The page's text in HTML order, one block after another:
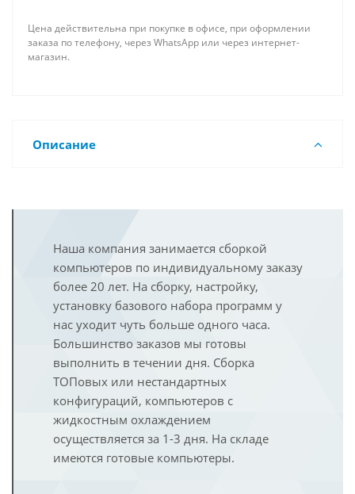
Цена действительна при покупке в офисе, при оформлении
заказа по телефону, через WhatsApp или через интернет-
магазин.
Описание
Наша компания занимается сборкой
компьютеров по индивидуальному заказу
более 20 лет. На сборку, настройку,
установку базового набора программ у
нас уходит чуть больше одного часа.
Большинство заказов мы готовы
выполнить в течении дня. Сборка
ТОПовых или нестандартных
конфигураций, компьютеров с
жидкостным охлаждением
осуществляется за 1-3 дня. На складе
имеются готовые компьютеры.